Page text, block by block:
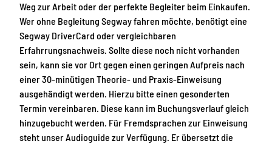
F
a
h
r
r
a
d
f
a
h
e
i
p
z
i
g
(
W
i
r
Weg zur Arbeit oder der perfekte Begleiter beim Einkaufen.
Wer ohne Begleitung Segway fahren möchte, benötigt eine
Segway DriverCard oder vergleichbaren
Erfahrrungsnachweis. Sollte diese noch nicht vorhanden
sein, kann sie vor Ort gegen einen geringen Aufpreis nach
einer 30-minütigen Theorie- und Praxis-Einweisung
ausgehändigt werden. Hierzu bitte einen gesonderten
Termin vereinbaren. Diese kann im Buchungsverlauf gleich
hinzugebucht werden. Für Fremdsprachen zur Einweisung
steht unser Audioguide zur Verfügung. Er übersetzt die